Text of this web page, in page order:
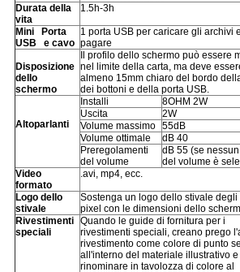
Durata della
vita
1.5h-3h
Mini Porta
USB e cavo
1 porta USB per caricare gli archivi
pagare
Disposizione
dello
schermo
Il profilo dello schermo può essere
nel limite della carta, ma deve
almeno 15mm chiaro del bordo
dei bottoni e della porta USB.
Altoparlanti
Installi
8OHM 2W
Uscita
2W
Volume massimo 55dB
Volume ottimale
dB 40
Preregolamenti
del volume
dB 55 (se
del volume è
Video
formato
.avi, mp4, ecc.
Logo dello
stivale
Sostenga un logo dello stivale degli
pixel con le dimensioni dello
Rivestimenti
speciali
Quando le guide di fornitura per i
rivestimenti speciali, creano prego
rivestimento come colore di punto
all'interno del materiale illustrativo e
rinominare in tavolozza di colore al